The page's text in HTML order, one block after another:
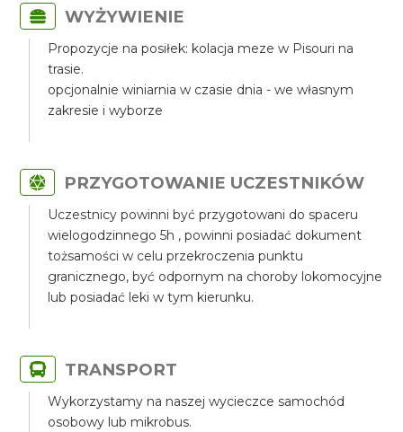
WYŻYWIENIE
Propozycje na posiłek: kolacja meze w Pisouri na
trasie.
opcjonalnie winiarnia w czasie dnia - we własnym
zakresie i wyborze
PRZYGOTOWANIE UCZESTNIKÓW
Uczestnicy powinni być przygotowani do spaceru
wielogodzinnego 5h , powinni posiadać dokument
tożsamości w celu przekroczenia punktu
granicznego, być odpornym na choroby lokomocyjne
lub posiadać leki w tym kierunku.
TRANSPORT
Wykorzystamy na naszej wycieczce samochód
osobowy lub mikrobus.